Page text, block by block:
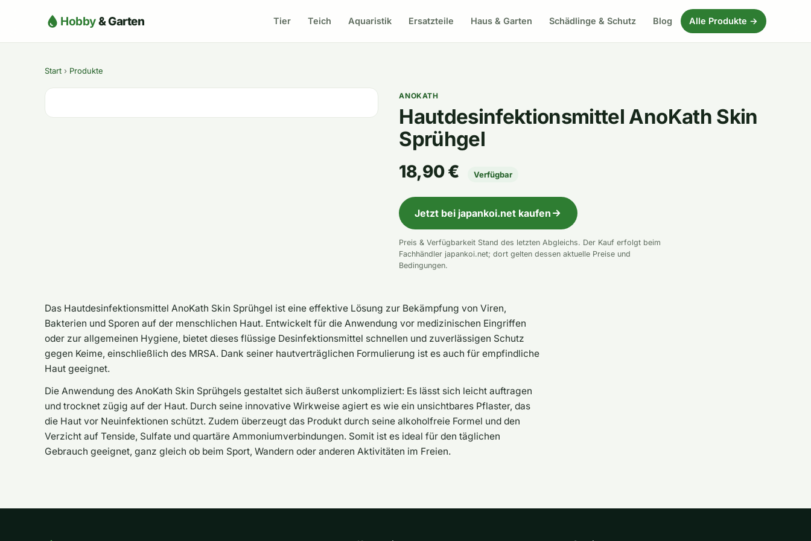
Hobby& Garten Tier Teich Aquaristik Ersatzteile Haus & Garten Schädlinge & Schutz Blog Alle Produkte →
Start › Produkte
ANOKATH
Hautdesinfektionsmittel AnoKath Skin
Sprühgel
18,90 € Verfügbar
Jetzt bei japankoi.net kaufen
Preis & Verfügbarkeit Stand des letzten Abgleichs. Der Kauf erfolgt beim
Fachhändler japankoi.net; dort gelten dessen aktuelle Preise und
Bedingungen.
Das Hautdesinfektionsmittel AnoKath Skin Sprühgel ist eine effektive Lösung zur Bekämpfung von Viren,
Bakterien und Sporen auf der menschlichen Haut. Entwickelt für die Anwendung vor medizinischen Eingriffen
oder zur allgemeinen Hygiene, bietet dieses flüssige Desinfektionsmittel schnellen und zuverlässigen Schutz
gegen Keime, einschließlich des MRSA. Dank seiner hautverträglichen Formulierung ist es auch für empfindliche
Haut geeignet.
Die Anwendung des AnoKath Skin Sprühgels gestaltet sich äußerst unkompliziert: Es lässt sich leicht auftragen
und trocknet zügig auf der Haut. Durch seine innovative Wirkweise agiert es wie ein unsichtbares Pflaster, das
die Haut vor Neuinfektionen schützt. Zudem überzeugt das Produkt durch seine alkoholfreie Formel und den
Verzicht auf Tenside, Sulfate und quartäre Ammoniumverbindungen. Somit ist es ideal für den täglichen
Gebrauch geeignet, ganz gleich ob beim Sport, Wandern oder anderen Aktivitäten im Freien.